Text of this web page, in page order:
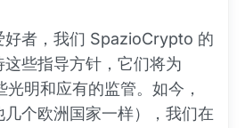
好者，我们 SpazioCrypto 的
些指导方针，它们将为
光明和应有的监管。如今，
个欧洲国家一样），我们在